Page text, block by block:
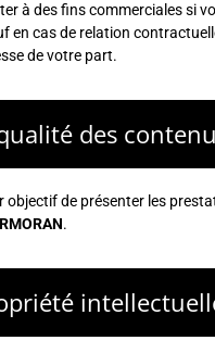
à des fins commerciales si
en cas de relation
de votre part.
des
objectif de présenter les
.